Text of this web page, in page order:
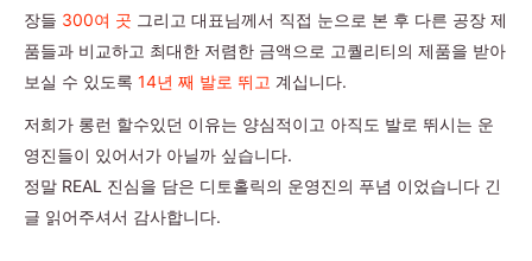
장들 300여 곳 그리고 대표님께서 직접 눈으로 본 후 다른 공장 제
품들과 비교하고 최대한 저렴한 금액으로 고퀄리티의 제품을 받아
보실 수 있도록 14년 째 발로 뛰고 계십니다.
저희가 롱런 할수있던 이유는 양심적이고 아직도 발로 뛰시는 운
영진들이 있어서가 아닐까 싶습니다.
정말 REAL 진심을 담은 디토홀릭의 운영진의 푸념 이었습니다 긴
글 읽어주셔서 감사합니다.